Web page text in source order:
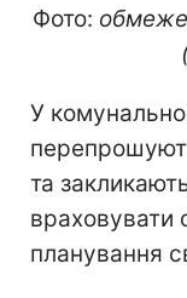
Фото:
У
та
враховувати
планування